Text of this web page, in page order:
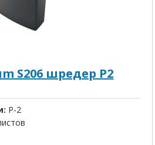
S206 шредер P2
P-2